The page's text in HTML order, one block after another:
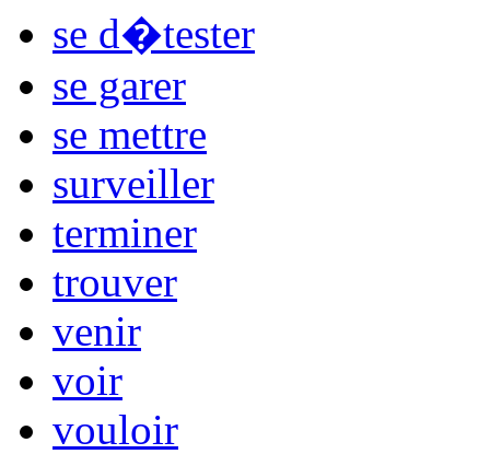
se d�tester
se garer
se mettre
surveiller
terminer
trouver
venir
voir
vouloir